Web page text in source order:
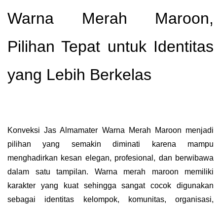
Warna Merah Maroon,
Pilihan Tepat untuk Identitas
yang Lebih Berkelas
Konveksi Jas Almamater Warna Merah Maroon menjadi
pilihan yang semakin diminati karena mampu
menghadirkan kesan elegan, profesional, dan berwibawa
dalam satu tampilan. Warna merah maroon memiliki
karakter yang kuat sehingga sangat cocok digunakan
sebagai identitas kelompok, komunitas, organisasi,